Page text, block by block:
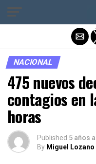
NACIONAL
475 nuevos
contagios en
horas
Published 5 años
By Miguel Lozano
Salir